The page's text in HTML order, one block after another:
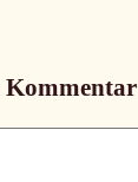
Kommentar